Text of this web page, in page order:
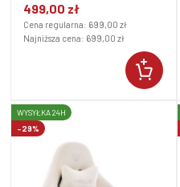
499,00 zł
Cena regularna: 699,00 zł
Najniższa cena: 699,00 zł
-29%
WYSYŁKA 24H